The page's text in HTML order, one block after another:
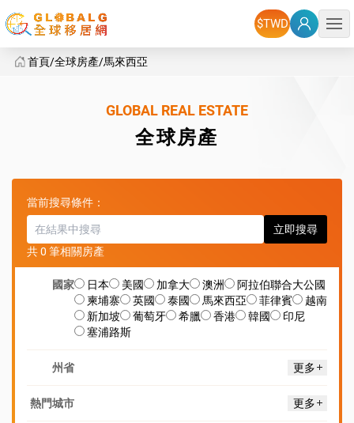
選單
首頁 全球房產 馬來西亞
GLOBAL REAL ESTATE
全球房產
當前搜尋條件：
立即搜尋
共 0 筆相關房產
國家 日本 美國 加拿大 澳洲
阿拉伯聯合大公國
柬埔寨
英國 泰國 馬來西亞 菲律賓
越南
新加坡
葡萄牙 希臘 香港 韓國
印尼
塞浦路斯
州省 更多
熱門城市 更多